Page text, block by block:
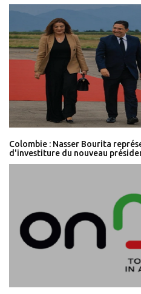
Colombie : Nasser Bourita
d'investiture du nouveau